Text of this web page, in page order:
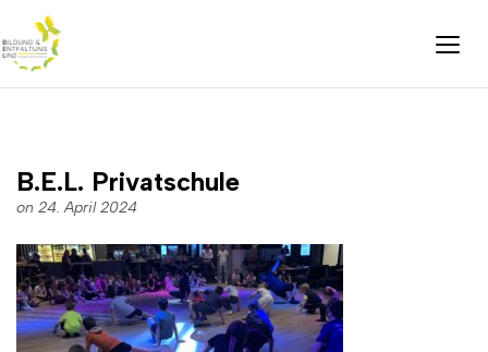
B.E.L. Privatschule
on 24. April 2024